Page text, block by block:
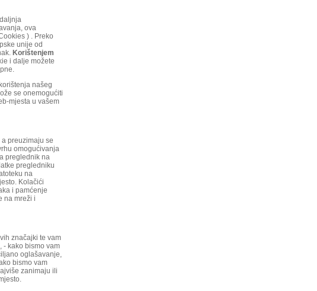
ova
) . Preko
unije od
Korištenjem
i dalje možete
našeg
se onemogućiti
mjesta u vašem
preuzimaju se
omogućivanja
preglednik na
pregledniku
na
Kolačići
i pamćenje
na mreži i
značajki te vam
- kako bismo vam
oglašavanje,
bismo vam
zanimaju ili